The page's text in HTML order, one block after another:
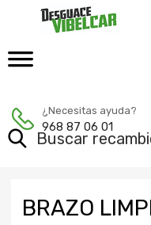
¿Necesitas ayuda?
968 87 06 01
BRAZO